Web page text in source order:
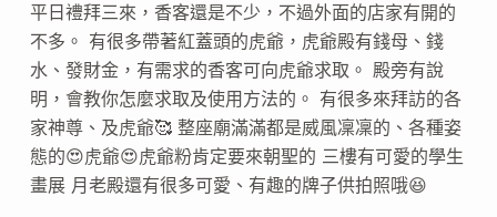
平日禮拜三來，香客還是不少，不過外面的店家有開的
不多。 有很多帶著紅蓋頭的虎爺，虎爺殿有錢母、錢
水、發財金，有需求的香客可向虎爺求取。 殿旁有說
明，會教你怎麼求取及使用方法的。 有很多來拜訪的各
家神尊、及虎爺🥰 整座廟滿滿都是威風凜凜的、各種姿
態的😍虎爺😍虎爺粉肯定要來朝聖的 三樓有可愛的學生
畫展 月老殿還有很多可愛、有趣的牌子供拍照哦😆